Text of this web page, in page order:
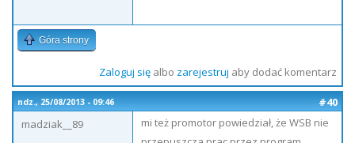
Góra strony
Zaloguj sięalbo zarejestruj aby dodać komentarz
ndz., 25/08/2013 - 09:46
#40
madziak__89
mi też promotor powiedział, że WSB nie